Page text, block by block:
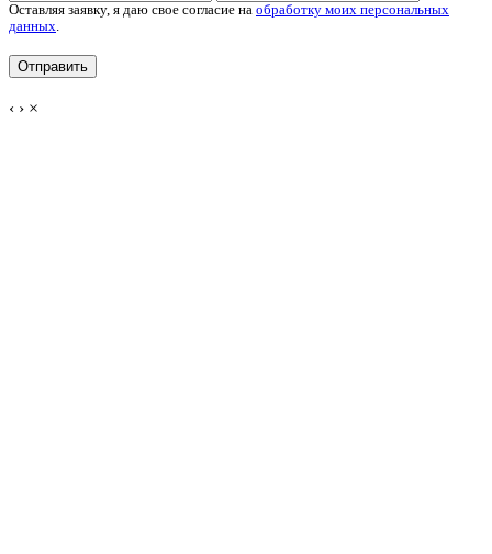
Оставляя заявку, я даю свое согласие на обработку моих персональных
данных.
‹ › ×